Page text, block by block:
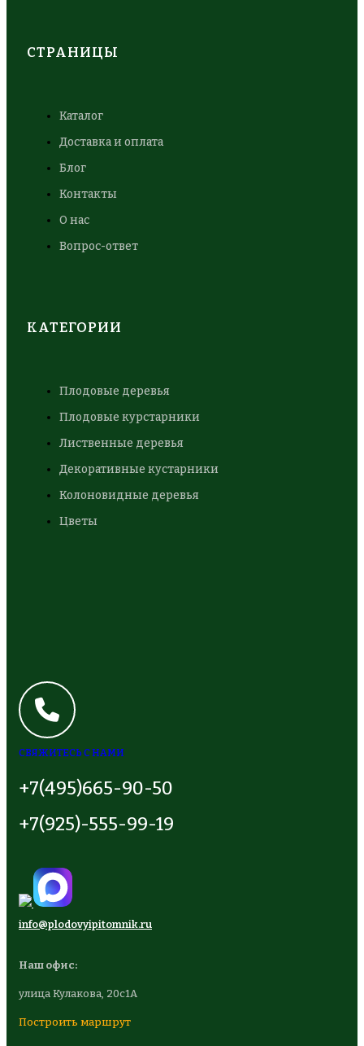
СТРАНИЦЫ
Каталог
Доставка и оплата
Блог
Контакты
О нас
Вопрос-ответ
КАТЕГОРИИ
Плодовые деревья
Плодовые курстарники
Лиственные деревья
Декоративные кустарники
Колоновидные деревья
Цветы
СВЯЖИТЕСЬ С НАМИ
+7(495)665-90-50
+7(925)-555-99-19
info@plodovyipitomnik.ru
Наш офис:
улица Кулакова, 20с1А
Построить маршрут